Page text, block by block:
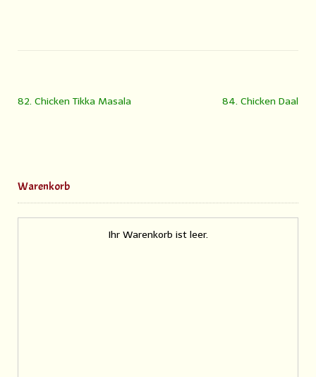
82. Chicken Tikka Masala 84. Chicken Daal
Warenkorb
Ihr Warenkorb ist leer.